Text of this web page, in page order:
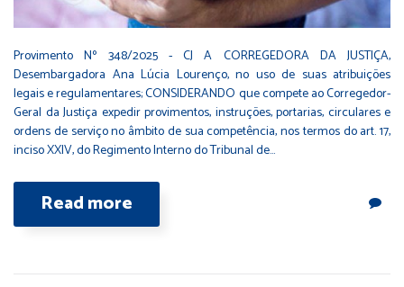
Provimento Nº 348/2025 - CJ A CORREGEDORA DA JUSTIÇA,
Desembargadora Ana Lúcia Lourenço, no uso de suas atribuições
legais e regulamentares; CONSIDERANDO que compete ao Corregedor-
Geral da Justiça expedir provimentos, instruções, portarias, circulares e
ordens de serviço no âmbito de sua competência, nos termos do art. 17,
inciso XXIV, do Regimento Interno do Tribunal de…
Read more